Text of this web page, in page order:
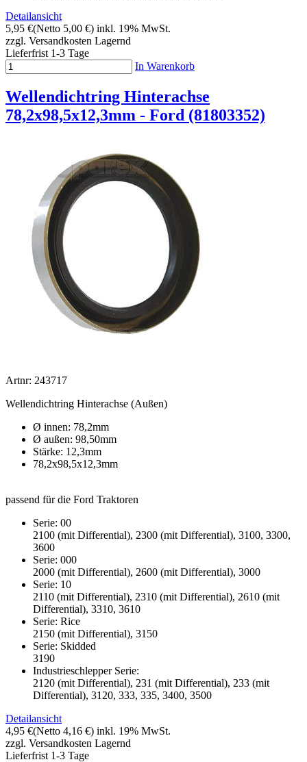
Detailansicht
5,95 €(Netto 5,00 €) inkl. 19% MwSt.
zzgl. Versandkosten Lagernd
Lieferfrist 1-3 Tage
In Warenkorb
Wellendichtring Hinterachse
78,2x98,5x12,3mm - Ford (81803352)
Artnr: 243717
Wellendichtring Hinterachse (Außen)
Ø innen: 78,2mm
Ø außen: 98,50mm
Stärke: 12,3mm
78,2x98,5x12,3mm
passend für die Ford Traktoren
Serie: 00
2100 (mit Differential), 2300 (mit Differential), 3100, 3300,
3600
Serie: 000
2000 (mit Differential), 2600 (mit Differential), 3000
Serie: 10
2110 (mit Differential), 2310 (mit Differential), 2610 (mit
Differential), 3310, 3610
Serie: Rice
2150 (mit Differential), 3150
Serie: Skidded
3190
Industrieschlepper Serie:
2120 (mit Differential), 231 (mit Differential), 233 (mit
Differential), 3120, 333, 335, 3400, 3500
Detailansicht
4,95 €(Netto 4,16 €) inkl. 19% MwSt.
zzgl. Versandkosten Lagernd
Lieferfrist 1-3 Tage